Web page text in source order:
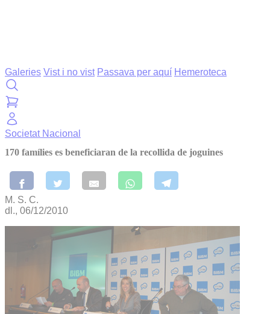
Galeries Vist i no vist Passava per aquí Hemeroteca
Societat Nacional
170 famílies es beneficiaran de la recollida de joguines
M. S. C.
dl., 06/12/2010